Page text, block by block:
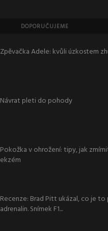
DOPORUČUJEME
Zpěvačka Adele: kvůli úzkostem
Návrat pleti do pohody
Pokožka v ohrožení: tipy, jak
ekzém
Recenze: Brad Pitt ukázal, co je to
adrenalin. Snímek F1...